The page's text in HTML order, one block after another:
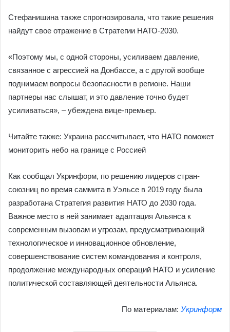
Стефанишина также спрогнозировала, что такие решения
найдут свое отражение в Стратегии НАТО-2030.
«Поэтому мы, с одной стороны, усиливаем давление,
связанное с агрессией на Донбассе, а с другой вообще
поднимаем вопросы безопасности в регионе. Наши
партнеры нас слышат, и это давление точно будет
усиливаться», – убеждена вице-премьер.
Читайте также: Украина рассчитывает, что НАТО поможет
мониторить небо на границе с Россией
Как сообщал Укринформ, по решению лидеров стран-
союзниц во время саммита в Уэльсе в 2019 году была
разработана Стратегия развития НАТО до 2030 года.
Важное место в ней занимает адаптация Альянса к
современным вызовам и угрозам, предусматривающий
технологическое и инновационное обновление,
совершенствование систем командования и контроля,
продолжение международных операций НАТО и усиление
политической составляющей деятельности Альянса.
По материалам: Укринформ